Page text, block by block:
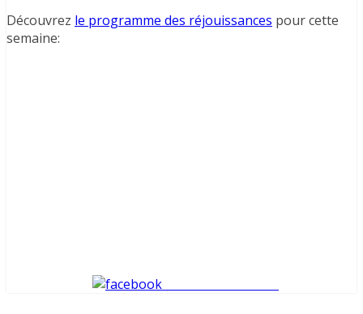
Découvrez le programme des réjouissances pour cette
semaine: